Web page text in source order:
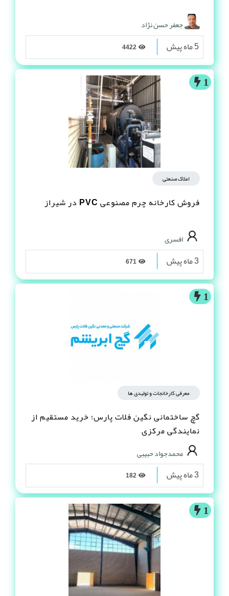
جعفر حسن نژاد
5 ماه پیش
1
املاک صنعتی
فروش کارخانه چرم مصنوعى PVC در شیراز
افسری
3 ماه پیش
1
معرفی کارخانجات و تولیدی ها
گچ ساختمانی نگین فلات پارس؛ خرید مستقیم از
نمایندگی مرکزی
محمدجواد حبیبی
3 ماه پیش
1